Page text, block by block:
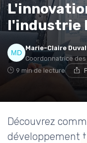
l'industrie
Marie-Claire Duval
Coordonnatrice
9 min de lecture
Découvrez
développement